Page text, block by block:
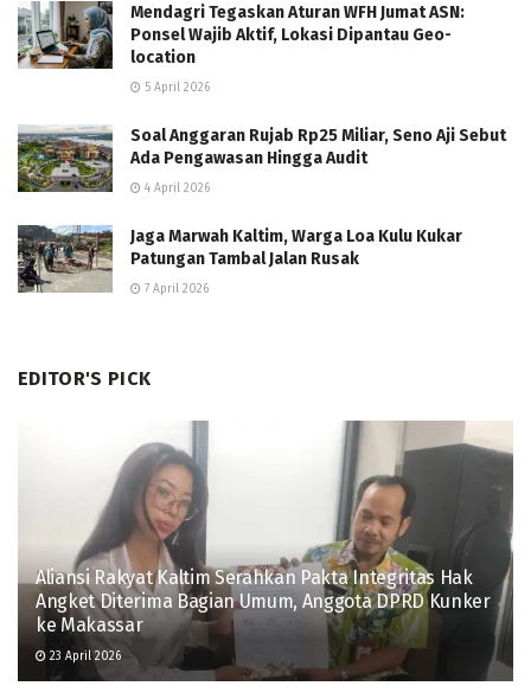
Mendagri Tegaskan Aturan WFH Jumat ASN:
Ponsel Wajib Aktif, Lokasi Dipantau Geo-
location
5 April 2026
Soal Anggaran Rujab Rp25 Miliar, Seno Aji Sebut
Ada Pengawasan Hingga Audit
4 April 2026
Jaga Marwah Kaltim, Warga Loa Kulu Kukar
Patungan Tambal Jalan Rusak
7 April 2026
EDITOR'S PICK
Aliansi Rakyat Kaltim Serahkan Pakta Integritas Hak
Angket Diterima Bagian Umum, Anggota DPRD Kunker
ke Makassar
23 April 2026